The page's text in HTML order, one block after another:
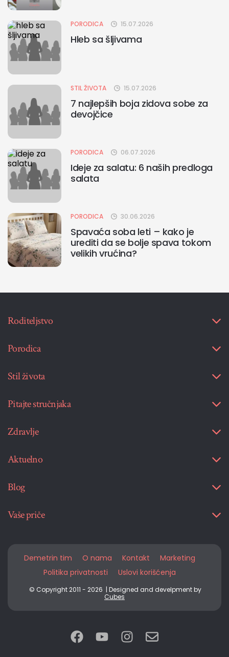
PORODICA 15.07.2026
Hleb sa šljivama
STIL ŽIVOTA 15.07.2026
7 najlepših boja zidova sobe za
devojčice
PORODICA 06.07.2026
Ideje za salatu: 6 naših predloga
salata
PORODICA 30.06.2026
Spavaća soba leti – kako je
urediti da se bolje spava tokom
velikih vrućina?
Roditeljstvo
Porodica
Stil života
Pitajte stručnjaka
Zdravlje
Aktuelno
Blog
Vaše priče
Demetrin tim O nama Kontakt
Marketing
Politika privatnosti
Uslovi korišćenja
© Copyright 2011 - 2026 | Designed and develpment by
Cubes